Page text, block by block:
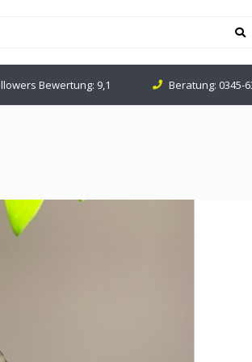
Bewertung: 9,1 Beratung:0345-